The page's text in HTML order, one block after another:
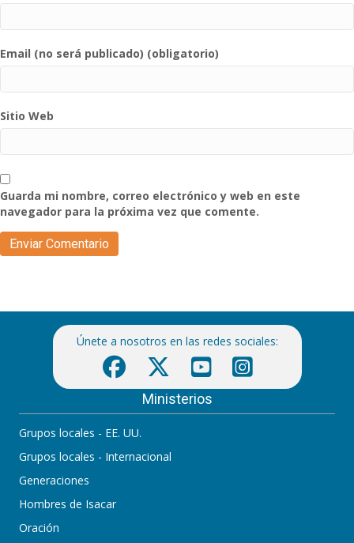
Email (no será publicado) (obligatorio)
Sitio Web
Guarda mi nombre, correo electrónico y web en este
navegador para la próxima vez que comente.
Únete a nosotros en las redes sociales:
Ministerios
Grupos locales - EE. UU.
Grupos locales - Internacional
Generaciones
Hombres de Isacar
Oración